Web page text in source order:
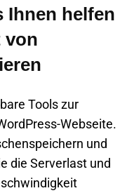
Ihnen helfen
von
Tools zur
Webseite.
und
die Serverlast und